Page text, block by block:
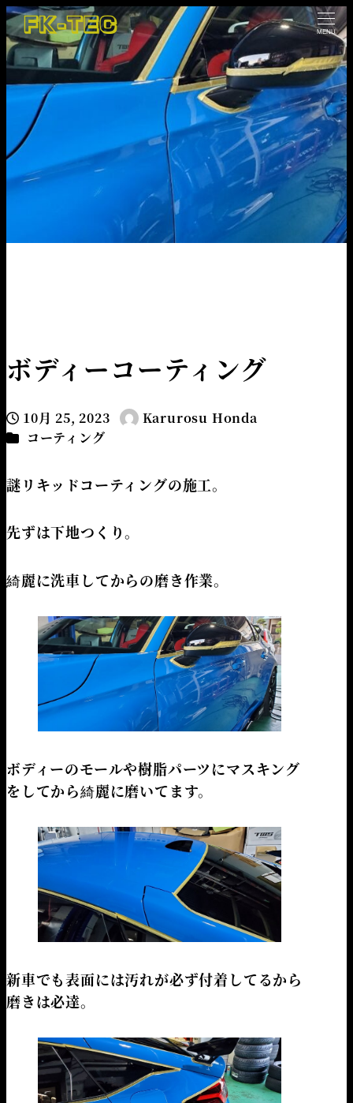
MENU
ボディーコーティング
投稿日
10月 25, 2023 著 Karurosu Honda
カテゴリー
コーティング
謎リキッドコーティングの施工。
先ずは下地つくり。
綺麗に洗車してからの磨き作業。
ボディーのモールや樹脂パーツにマスキング
をしてから綺麗に磨いてます。
新車でも表面には汚れが必ず付着してるから
磨きは必達。